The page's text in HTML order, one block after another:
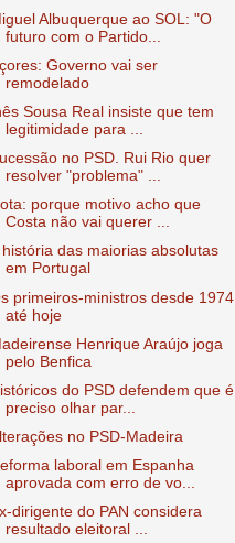
Albuquerque ao SOL: "O
futuro com o Partido...
Governo vai ser
remodelado
Sousa Real insiste que tem
legitimidade para ...
no PSD. Rui Rio quer
resolver "problema" ...
porque motivo acho que
Costa não vai querer ...
história das maiorias absolutas
em Portugal
primeiros-ministros desde 1974
até hoje
Henrique Araújo joga
pelo Benfica
do PSD defendem que é
preciso olhar par...
no PSD-Madeira
laboral em Espanha
aprovada com erro de vo...
dirigente do PAN considera
resultado eleitoral ...